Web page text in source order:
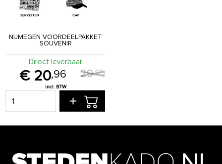
NIJMEGEN VOORDEELPAKKET
SOUVENIR
20,96 29,95
Direct leverbaar